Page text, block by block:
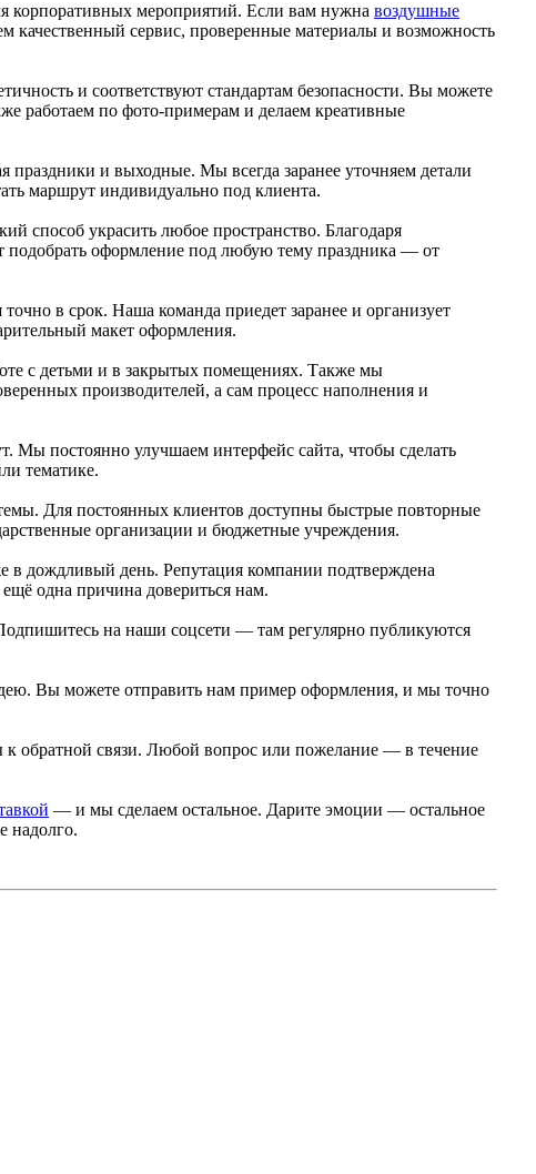
корпоративных мероприятий. Если вам нужна воздушные
качественный сервис, проверенные материалы и возможность
и соответствуют стандартам безопасности. Вы можете
работаем по фото-примерам и делаем креативные
и выходные. Мы всегда заранее уточняем детали
маршрут индивидуально под клиента.
способ украсить любое пространство. Благодаря
подобрать оформление под любую тему праздника — от
в срок. Наша команда приедет заранее и организует
макет оформления.
с детьми и в закрытых помещениях. Также мы
производителей, а сам процесс наполнения и
Мы постоянно улучшаем интерфейс сайта, чтобы сделать
тематике.
Для постоянных клиентов доступны быстрые повторные
организации и бюджетные учреждения.
в дождливый день. Репутация компании подтверждена
одна причина довериться нам.
на наши соцсети — там регулярно публикуются
Вы можете отправить нам пример оформления, и мы точно
обратной связи. Любой вопрос или пожелание — в течение
— и мы сделаем остальное. Дарите эмоции — остальное
надолго.